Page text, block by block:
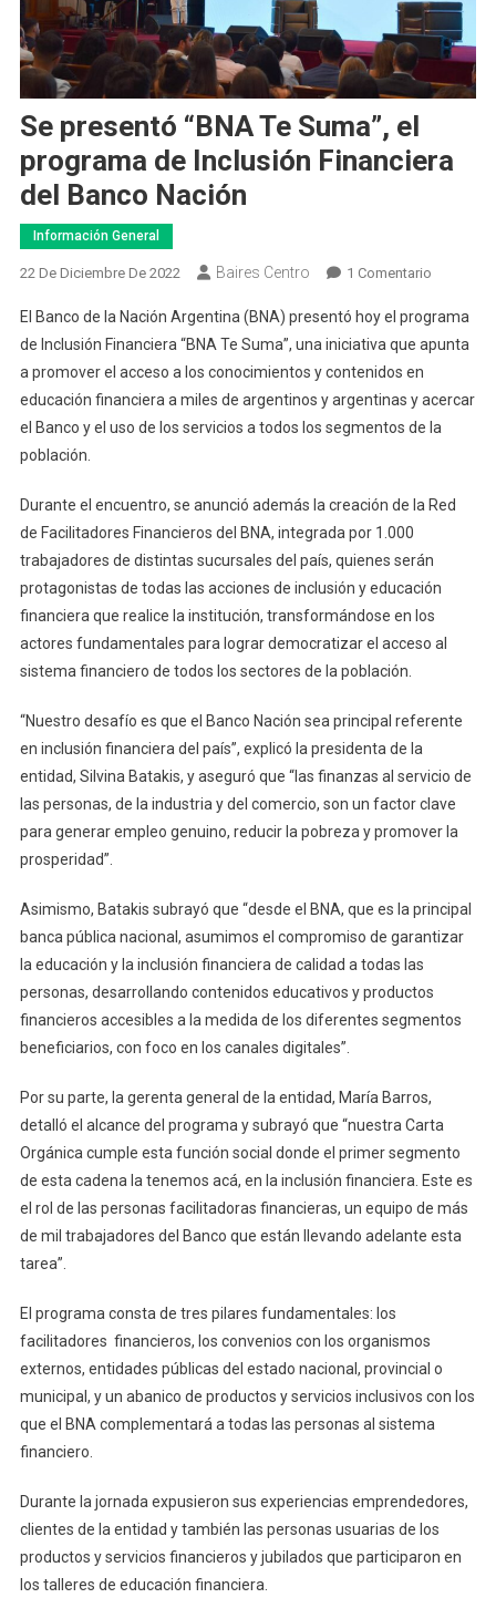
Se presentó “BNA Te Suma”, el
programa de Inclusión Financiera
del Banco Nación
Información General
22 De Diciembre De 2022 Baires Centro 1 ComentarioEn
Presentó
“BNA
Suma”,
El
Inclusión
El Banco de la Nación Argentina (BNA) presentó hoy el programa
de Inclusión Financiera “BNA Te Suma”, una iniciativa que apunta
a promover el acceso a los conocimientos y contenidos en
educación financiera a miles de argentinos y argentinas y acercar
el Banco y el uso de los servicios a todos los segmentos de la
población.
Durante el encuentro, se anunció además la creación de la Red
de Facilitadores Financieros del BNA, integrada por 1.000
trabajadores de distintas sucursales del país, quienes serán
protagonistas de todas las acciones de inclusión y educación
financiera que realice la institución, transformándose en los
actores fundamentales para lograr democratizar el acceso al
sistema financiero de todos los sectores de la población.
“Nuestro desafío es que el Banco Nación sea principal referente
en inclusión financiera del país”, explicó la presidenta de la
entidad, Silvina Batakis, y aseguró que “las finanzas al servicio de
las personas, de la industria y del comercio, son un factor clave
para generar empleo genuino, reducir la pobreza y promover la
prosperidad”.
Asimismo, Batakis subrayó que “desde el BNA, que es la principal
banca pública nacional, asumimos el compromiso de garantizar
la educación y la inclusión financiera de calidad a todas las
personas, desarrollando contenidos educativos y productos
financieros accesibles a la medida de los diferentes segmentos
beneficiarios, con foco en los canales digitales”.
Por su parte, la gerenta general de la entidad, María Barros,
detalló el alcance del programa y subrayó que “nuestra Carta
Orgánica cumple esta función social donde el primer segmento
de esta cadena la tenemos acá, en la inclusión financiera. Este es
el rol de las personas facilitadoras financieras, un equipo de más
de mil trabajadores del Banco que están llevando adelante esta
tarea”.
El programa consta de tres pilares fundamentales: los
facilitadores financieros, los convenios con los organismos
externos, entidades públicas del estado nacional, provincial o
municipal, y un abanico de productos y servicios inclusivos con los
que el BNA complementará a todas las personas al sistema
financiero.
Durante la jornada expusieron sus experiencias emprendedores,
clientes de la entidad y también las personas usuarias de los
productos y servicios financieros y jubilados que participaron en
los talleres de educación financiera.